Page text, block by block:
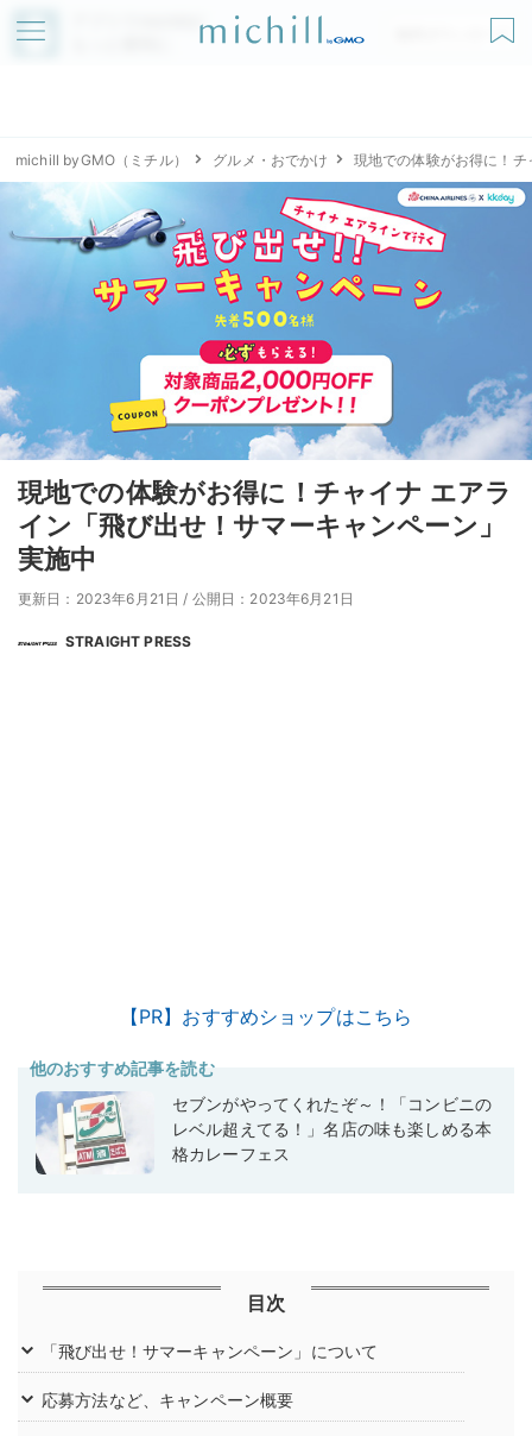
アプリでmichillが
無料ダウンロード
michill byGMO（ミチル） グルメ・おでかけ 現地での体験がお得に！
現地での体験がお得に！チャイナ エアラ
イン「飛び出せ！サマーキャンペーン」
実施中
更新日：2023年6月21日 / 公開日：2023年6月21日
STRAIGHT PRESS
【PR】おすすめショップはこちら
他のおすすめ記事を読む
セブンがやってくれたぞ～！「コンビニの
レベル超えてる！」名店の味も楽しめる本
格カレーフェス
目次
「飛び出せ！サマーキャンペーン」について
応募方法など、キャンペーン概要